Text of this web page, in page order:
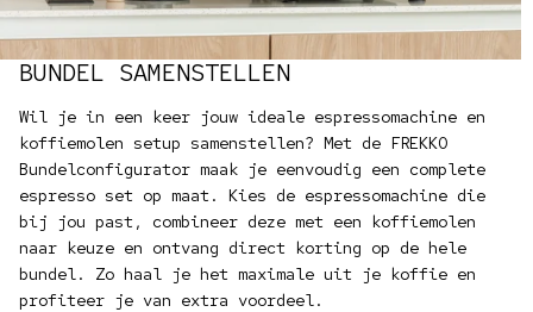
BUNDEL SAMENSTELLEN
Wil je in een keer jouw ideale espressomachine en
koffiemolen setup samenstellen? Met de FREKKO
Bundelconfigurator maak je eenvoudig een complete
espresso set op maat. Kies de espressomachine die
bij jou past, combineer deze met een koffiemolen
naar keuze en ontvang direct korting op de hele
bundel. Zo haal je het maximale uit je koffie en
profiteer je van extra voordeel.